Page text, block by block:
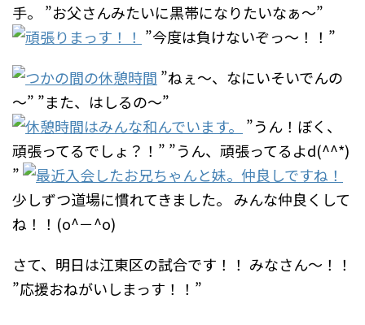
手。
”お父さんみたいに黒帯になりたいなぁ～”
”今度は負けないぞっ～！！”
”ねぇ～、なにいそいでんの
～” ”また、はしるの～”
”うん！ぼく、
頑張ってるでしょ？！” ”うん、頑張ってるよd(^^*)
”
少しずつ道場に慣れてきました。
みんな仲良くして
ね！！(o^－^o)
さて、明日は江東区の試合です！！ みなさん～！！
”応援おねがいしまっす！！”